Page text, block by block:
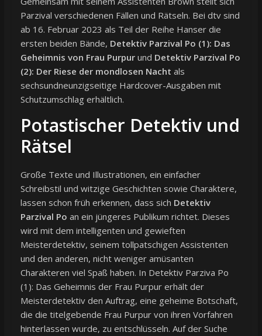
Parzival verschiedenen Fällen und Rätseln. Bei dtv sind
ab 16. Februar 2023 als Teil der Reihe Hanser die
ersten beiden Bände, Detektiv Parzival Po (1): Das
Geheimnis von Frau Purpurund Detektiv Parzival Po
(2): Der Riese der mondlosen Nacht als
sechsundneunzigseitige Hardcover-Ausgaben mit
Schutzumschlag erhältlich.
Potastischer Detektiv und
Rätsel
Große Texte und Illustrationen, ein einfacher
Schreibstil und witzige Geschichten sowie Charaktere,
lassen schon früh erkennen, dass sich Detektiv
Parzival Po an ein jüngeres Publikum richtet. Dieses
wird mit dem intelligenten und gewieften
Meisterdetektiv, seinem tollpatschigen Assistenten
und den anderen, nicht weniger amüsanten
Charakteren viel Spaß haben. In Detektiv Parziva Po
(1): Das Geheimnis der Frau Purpur erhält der
Meisterdetektiv den Auftrag, eine geheime Botschaft,
die die titelgebende Frau Purpur von ihren Vorfahren
hinterlassen wurde, zu entschlüsseln. Auf der Suche